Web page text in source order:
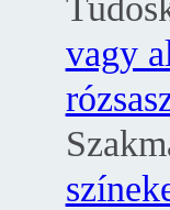
vagy